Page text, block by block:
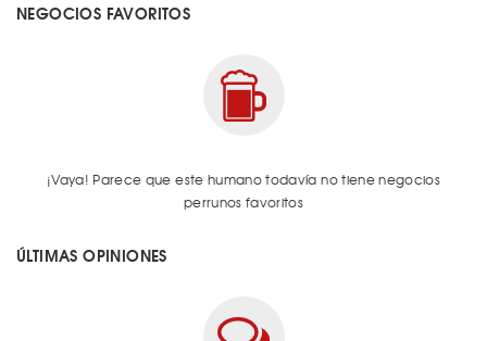
NEGOCIOS FAVORITOS
¡Vaya! Parece que este humano todavía no tiene negocios
perrunos favoritos
ÚLTIMAS OPINIONES